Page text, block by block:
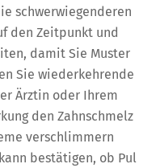
schwerwiegenderen
den Zeitpunkt und
damit Sie Muster
Sie wiederkehrende
Ärztin oder Ihrem
den Zahnschmelz
verschlimmern
bestätigen, ob Pul